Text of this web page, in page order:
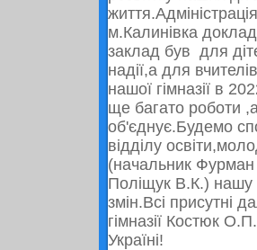
м.Калинівка
заклад був для
надії,а для
нашої гімназії в
ще багато роботи
об'єднує.Будемо
відділу
(начальник Фурман
Поліщук В.К.) нашу
змін.Всі присутні
гімназії Костюк
Україні!